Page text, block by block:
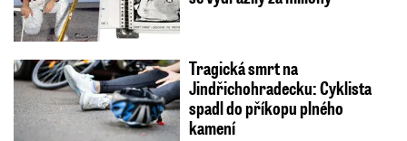
Tragická smrt na
Jindřichohradecku: Cyklista
spadl do příkopu plného
kamení